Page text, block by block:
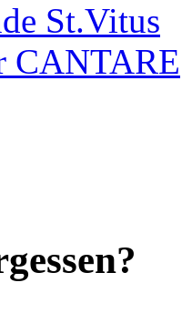
St.Vitus
CANTARE